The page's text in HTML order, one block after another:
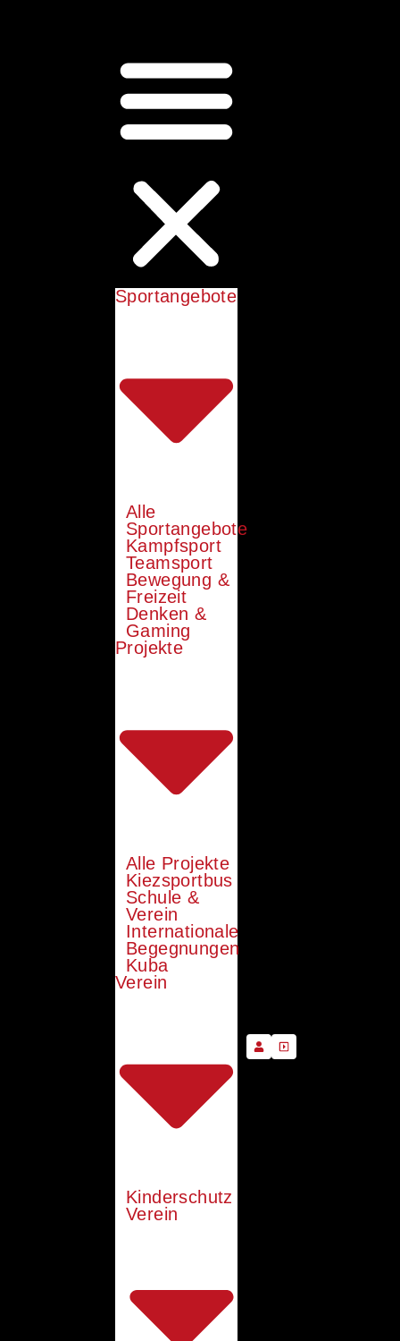
Sportangebote
Alle
Sportangebote
Kampfsport
Teamsport
Bewegung &
Freizeit
Denken &
Gaming
Projekte
Alle Projekte
Kiezsportbus
Schule &
Verein
Internationale
Begegnungen
Kuba
Verein
Kinderschutz
Verein